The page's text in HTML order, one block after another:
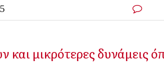
και μικρότερες δυνάμεις